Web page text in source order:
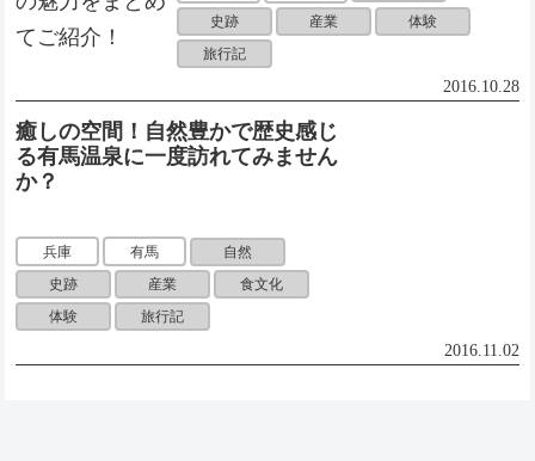
史跡
産業
体験
旅行記
2016.10.28
癒しの空間！自然豊かで歴史感じ
る有馬温泉に一度訪れてみません
か？
兵庫 有馬
自然
史跡
産業
食文化
体験
旅行記
2016.11.02